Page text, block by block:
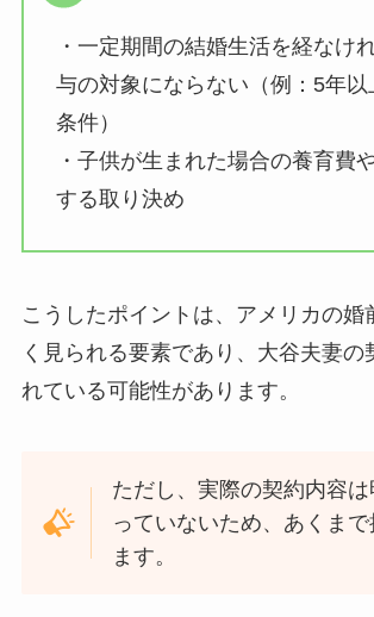
・一定期間の結婚生活を経なけ
与の対象にならない（例：5年
条件）
・子供が生まれた場合の養育費
する取り決め
こうしたポイントは、アメリカの婚
く見られる要素であり、大谷夫妻の
れている可能性があります。
ただし、実際の契約内容
っていないため、あくまで
ます。